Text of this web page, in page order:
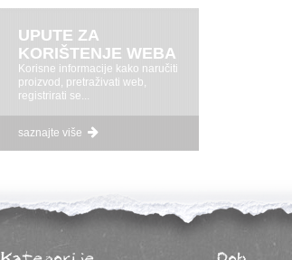
UPUTE ZA
KORIŠTENJE WEBA
Korisne informacije kako naručiti
proizvod, pretraživati web,
registrirati se...
saznajte više